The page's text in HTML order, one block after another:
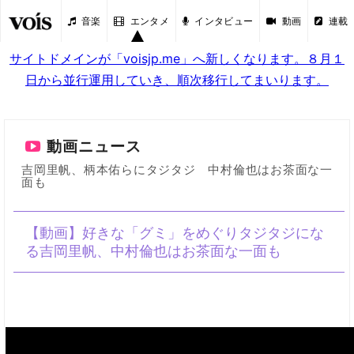
音楽 エンタメ インタビュー 動画 連載
サイトドメインが「voisjp.me」へ新しくなります。８月１
日から並行運用していき、順次移行してまいります。
動画ニュース
吉岡里帆、柄本佑らにタジタジ 中村倫也はお茶面な一
面も
【動画】好きな「グミ」をめぐりタジタジにな
る吉岡里帆、中村倫也はお茶面な一面も